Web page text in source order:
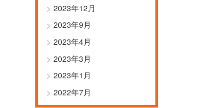
2023年12月
2023年9月
2023年4月
2023年3月
2023年1月
2022年7月